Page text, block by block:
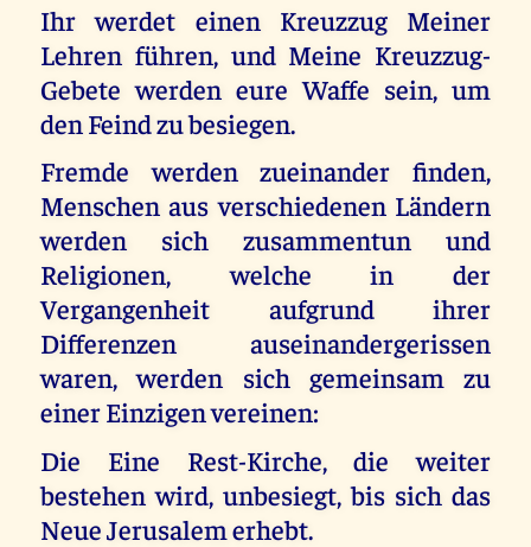
Ihr werdet einen Kreuzzug Meiner
Lehren führen, und Meine Kreuzzug-
Gebete werden eure Waffe sein, um
den Feind zu besiegen.
Fremde werden zueinander finden,
Menschen aus verschiedenen Ländern
werden sich zusammentun und
Religionen, welche in der
Vergangenheit aufgrund ihrer
Differenzen auseinandergerissen
waren, werden sich gemeinsam zu
einer Einzigen vereinen:
Die Eine Rest-Kirche, die weiter
bestehen wird, unbesiegt, bis sich das
Neue Jerusalem erhebt.